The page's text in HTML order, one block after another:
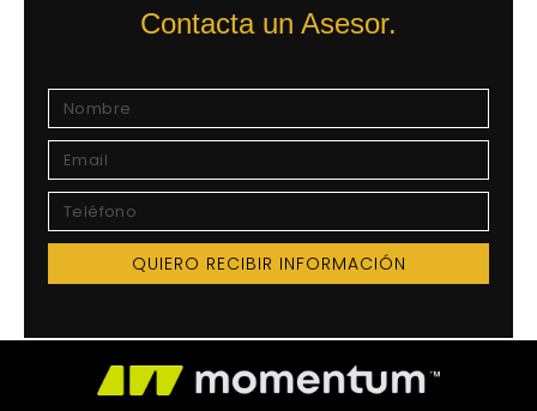
Contacta un Asesor.
QUIERO RECIBIR INFORMACIÓN